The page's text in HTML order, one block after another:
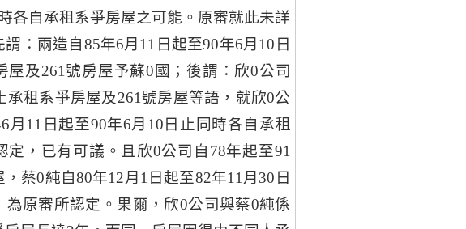
各自承租系爭房屋之可能。原審就此未詳
：兩造自85年6月11日起至90年6月10日
屋及261號房屋予蘇0國；後謂：欣0公司
承租系爭房屋及261號房屋等語，就欣0公
月11日起至90年6月10日止同時各自承租
定，已有可議。且欣0公司自78年起至91
蔡0純自80年12月1日起至82年11月30日
為原審所認定。果爾，欣0公司與蔡0純係